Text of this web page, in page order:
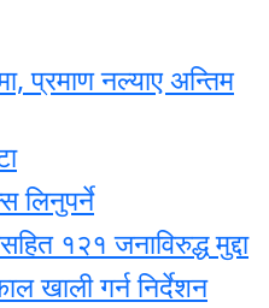
प्रमाण नल्याए अन्तिम
लिनुपर्ने
१२१ जनाविरुद्ध मुद्दा
खाली गर्न निर्देशन